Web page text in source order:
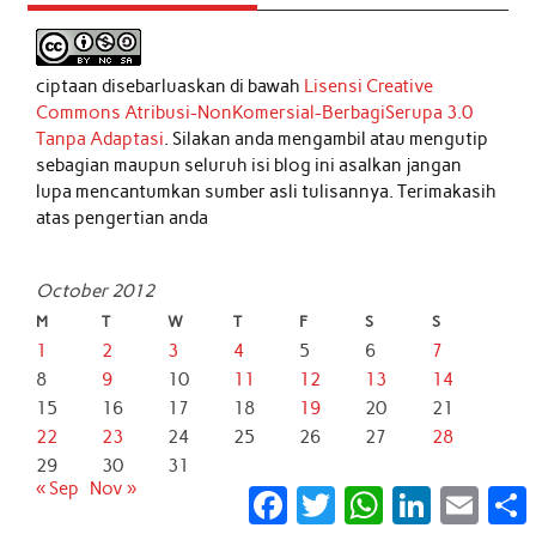
ciptaan disebarluaskan di bawah Lisensi Creative
Commons Atribusi-NonKomersial-BerbagiSerupa 3.0
Tanpa Adaptasi. Silakan anda mengambil atau mengutip
sebagian maupun seluruh isi blog ini asalkan jangan
lupa mencantumkan sumber asli tulisannya. Terimakasih
atas pengertian anda
October 2012
M T W T F S S
1 2 3 4 5 6
7
8
9 10 11 12 13
14
15
16 17 18 19 20
21
22
23 24 25 26 27
28
29
30
31
« Sep
Nov » Facebook
Twitter WhatsApp
LinkedInEmail